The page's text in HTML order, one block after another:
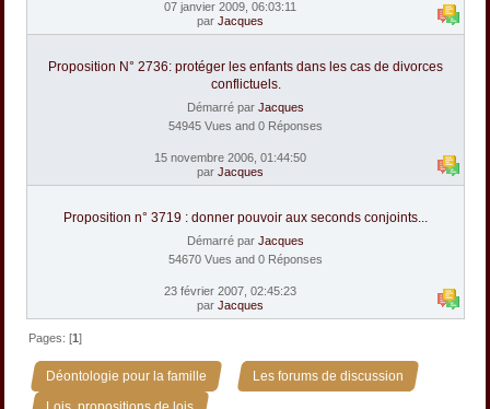
07 janvier 2009, 06:03:11
par Jacques
Proposition N° 2736: protéger les enfants dans les cas de divorces
conflictuels.
Démarré par Jacques
54945 Vues and 0 Réponses
15 novembre 2006, 01:44:50
par Jacques
Proposition n° 3719 : donner pouvoir aux seconds conjoints...
Démarré par Jacques
54670 Vues and 0 Réponses
23 février 2007, 02:45:23
par Jacques
Pages: [1]
Déontologie pour la famille » Les forums de discussion »